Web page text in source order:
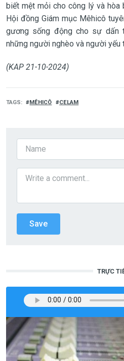
biết mệt mỏi cho công lý và hòa
Hội đồng Giám mục Mêhicô
gương sống động cho sự dấn
những người nghèo và người yếu
(KAP 21-10-2024)
TAGS MÊHICÔ CELAM
TRỰC